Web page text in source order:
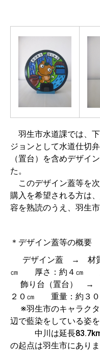
羽生市水道課では、
ジョンとして水道仕切
（置台）を含めデザイ
た。
このデザイン蓋等を次
購入を希望される方は
容を熟読のうえ、羽生
＊デザイン蓋等の概
デザイン蓋 → 材質
㎝ 厚さ：約４㎝ 重
飾り台（置台） →
２０㎝ 重量：約３
※羽生市のキャラクタ
辺で藍染をしている姿
中川は延長83.7km
の起点は羽生市にありま